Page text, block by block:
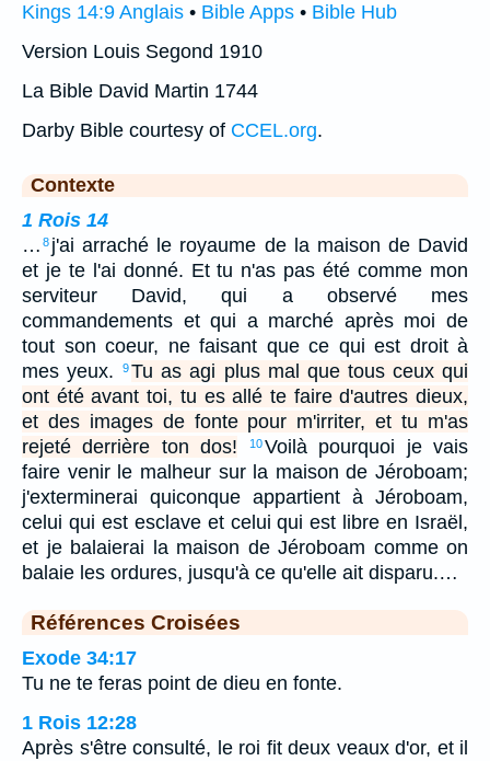
Kings 14:9 Anglais • Bible Apps • Bible Hub
Version Louis Segond 1910
La Bible David Martin 1744
Darby Bible courtesy of CCEL.org.
Contexte
1 Rois 14
… 8 j'ai arraché le royaume de la maison de David
et je te l'ai donné. Et tu n'as pas été comme mon
serviteur David, qui a observé mes
commandements et qui a marché après moi de
tout son coeur, ne faisant que ce qui est droit à
mes yeux.
9Tu as agi plus mal que tous ceux qui
ont été avant toi, tu es allé te faire d'autres dieux,
et des images de fonte pour m'irriter, et tu m'as
rejeté derrière ton dos!
10Voilà pourquoi je vais
faire venir le malheur sur la maison de Jéroboam;
j'exterminerai quiconque appartient à Jéroboam,
celui qui est esclave et celui qui est libre en Israël,
et je balaierai la maison de Jéroboam comme on
balaie les ordures, jusqu'à ce qu'elle ait disparu.…
Références Croisées
Exode 34:17
Tu ne te feras point de dieu en fonte.
1 Rois 12:28
Après s'être consulté, le roi fit deux veaux d'or, et il